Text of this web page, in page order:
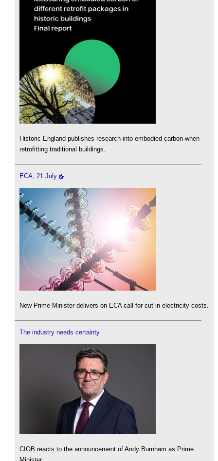
Historic England publishes research into embodied carbon when
retrofitting traditional buildings.
ECA, 21 July
New Prime Minister delivers on ECA call for cut in electricity costs.
The industry needs certainty
CIOB reacts to the announcement of Andy Burnham as Prime